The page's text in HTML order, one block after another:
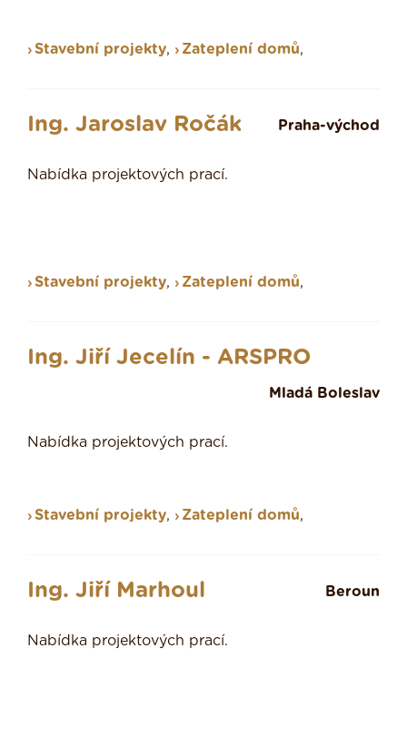
Stavební projekty, Zateplení domů,
Ing. Jaroslav Ročák Praha-východ
Nabídka projektových prací.
Stavební projekty, Zateplení domů,
Ing. Jiří Jecelín - ARSPRO
Mladá Boleslav
Nabídka projektových prací.
Stavební projekty, Zateplení domů,
Ing. Jiří Marhoul Beroun
Nabídka projektových prací.